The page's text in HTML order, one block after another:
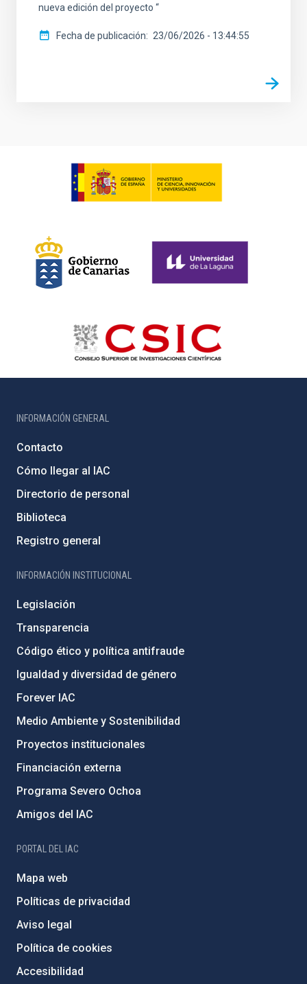
nueva edición del proyecto “
Fecha de publicación 23/06/2026 - 13:44:55
INFORMACIÓN GENERAL
Contacto
Cómo llegar al IAC
Directorio de personal
Biblioteca
Registro general
INFORMACIÓN INSTITUCIONAL
Legislación
Transparencia
Código ético y política antifraude
Igualdad y diversidad de género
Forever IAC
Medio Ambiente y Sostenibilidad
Proyectos institucionales
Financiación externa
Programa Severo Ochoa
Amigos del IAC
PORTAL DEL IAC
Mapa web
Políticas de privacidad
Aviso legal
Política de cookies
Accesibilidad